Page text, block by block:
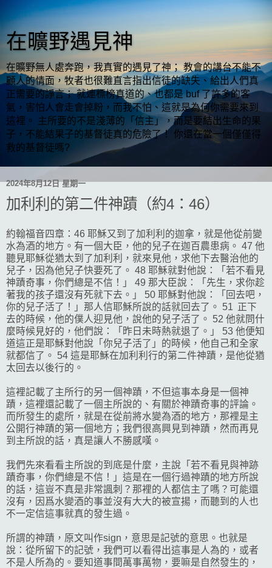
在曠野遇見神
在曠野無人處奔跑，我真實的遇見了神； 教會的講台不能不
顧人的情面，牧者也很難直言指出信徒的缺失、給出人們真
正需要的諍言； 就連標榜真道的、也都是 buf 了許多的客
氣，害怕人會走會掉粉，而我不怕、這就是為何你需要來到
這裡。 主所要的不是淺薄的「信主」，而是要結出生命的果
子，不能結果子的基督徒真的危險了！ 你還在當一個僅僅得
救的基督徒嗎?
2024年8月12日 星期一
加利利的第二件神蹟（約4：46）
約翰福音四章：46 耶穌又到了加利利的迦拿，就是他從前變
水為酒的地方。有一個大臣，他的兒子在迦百農患病。 47 他
聽見耶穌從猶太到了加利利，就來見他，求他下去醫治他的
兒子，因為他兒子快要死了。 48 耶穌就對他說：「若不看見
神蹟奇事，你們總是不信！」 49 那大臣說：「先生，求你趁
著我的孩子還沒有死就下去。」 50 耶穌對他說：「回去吧，
你的兒子活了！」那人信耶穌所說的話就回去了。 51 正下
去的時候，他的僕人迎見他，說他的兒子活了。 52 他就問什
麼時候見好的，他們說：「昨日未時熱就退了。」 53 他便知
道這正是耶穌對他說「你兒子活了」的時候，他自己和全家
就都信了。 54 這是耶穌在加利利行的第二件神蹟，是他從猶
太回去以後行的。
這裡記載了主所行的另一個神蹟，不但這事本身是一個神
蹟，這裡還記載了一個主所說的、有關於神蹟奇事的評論。
而所發生的處所，就是在從前將水變為酒的地方，那裡是主
公開行神蹟的第一個地方；我們很高興見到神蹟，然而再見
到主所說的話，真是讓人不勝感嘆。
我們先來看看主所說的到底是什麼，主說「若不看見與神跡
蹟奇事，你們總是不信！」這是在一個行過神蹟的地方所說
的話，這豈不真是非常諷刺？那裡的人都信主了嗎？可能還
沒有，因爲水變酒的事並沒有大大的被宣揚，而聽到的人也
不一定信這事就真的發生過。
所謂的神蹟，原文叫作sign，意思是記號的意思。也就是
說：從所留下的記號，我們可以看得出這事是人為的，或者
不是人所為的。要知道事間萬事萬物，要嘛是自然發生的，